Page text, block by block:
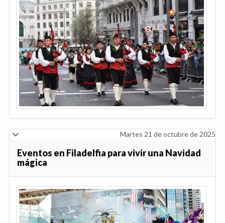
Martes 21 de octubre de 2025
Eventos en Filadelfia para vivir una Navidad
mágica